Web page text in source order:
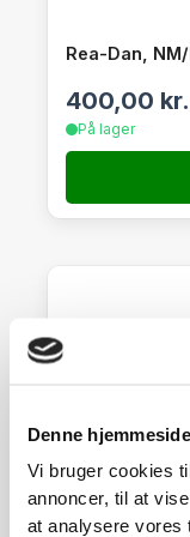
Denne
Vi bruger cookies
annoncer, til at
at analysere vores
Rea-Dan,
400,00 kr.
På lager